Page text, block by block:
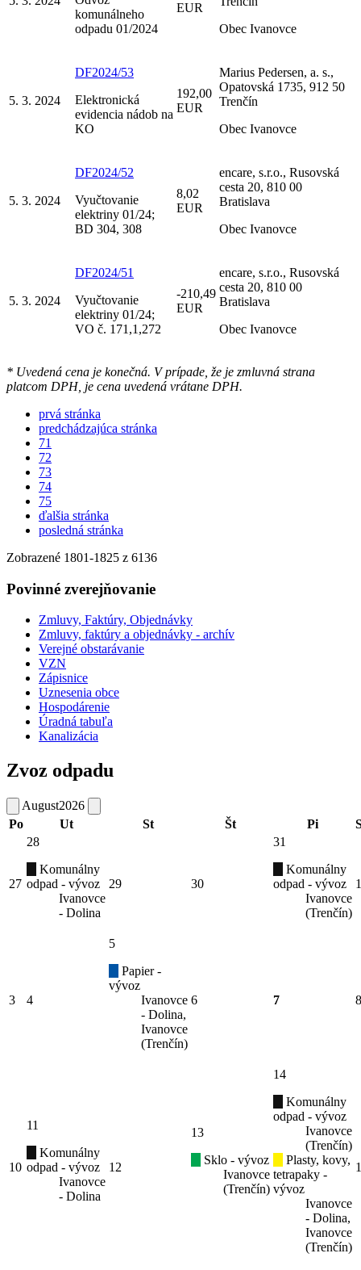
komunálneho
odpadu 01/2024
EUR
Obec Ivanovce
5. 3. 2024
DF2024/53
Elektronická
evidencia nádob na
KO
192,00
EUR
Marius Pedersen, a. s.,
Opatovská 1735, 912 50
Trenčín
Obec Ivanovce
5. 3. 2024
DF2024/52
Vyučtovanie
elektriny 01/24;
BD 304, 308
8,02
EUR
encare, s.r.o., Rusovská
cesta 20, 810 00
Bratislava
Obec Ivanovce
5. 3. 2024
DF2024/51
Vyučtovanie
elektriny 01/24;
VO č. 171,1,272
-210,49
EUR
encare, s.r.o., Rusovská
cesta 20, 810 00
Bratislava
Obec Ivanovce
* Uvedená cena je konečná. V prípade, že je zmluvná strana
platcom DPH, je cena uvedená vrátane DPH.
prvá stránka
predchádzajúca stránka
71
72
73
74
75
ďalšia stránka
posledná stránka
Zobrazené 1801-1825 z 6136
Povinné zverejňovanie
Zmluvy, Faktúry, Objednávky
Zmluvy, faktúry a objednávky - archív
Verejné obstarávanie
VZN
Zápisnice
Uznesenia obce
Hospodárenie
Úradná tabuľa
Kanalizácia
Zvoz odpadu
August2026
Po
Ut St Št Pi
27
28
Komunálny
odpad - vývoz
Ivanovce
- Dolina
29 30
31
Komunálny
odpad - vývoz
Ivanovce
(Trenčín)
1
3 4
5
Papier -
vývoz
Ivanovce
- Dolina,
Ivanovce
(Trenčín)
6 7 8
10
11
Komunálny
odpad - vývoz
Ivanovce
- Dolina
12
13
Sklo - vývoz
Ivanovce
(Trenčín)
14
Komunálny
odpad - vývoz
Ivanovce
(Trenčín)
Plasty, kovy,
tetrapaky -
vývoz
Ivanovce
- Dolina,
Ivanovce
(Trenčín)